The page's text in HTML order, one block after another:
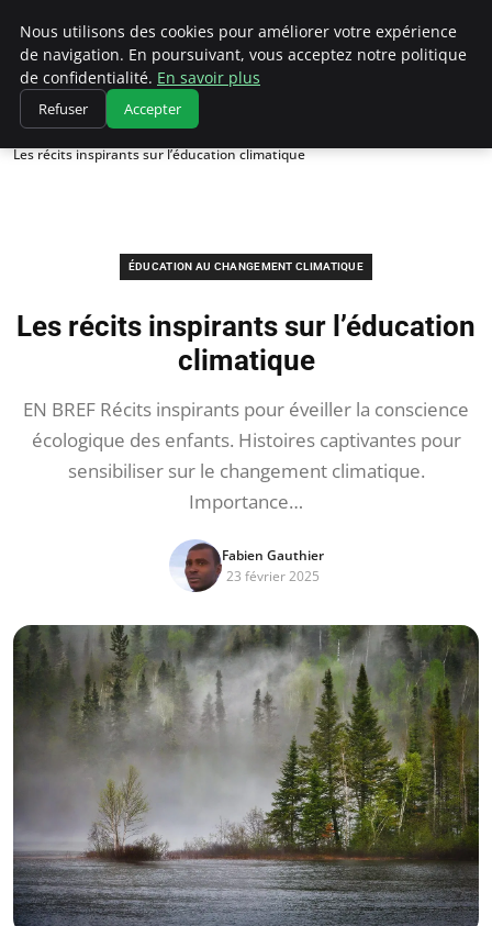
Climatedebtagents
Accueil
Éducation au changement climatique
Les récits inspirants sur l’éducation climatique
ÉDUCATION AU CHANGEMENT CLIMATIQUE
Les récits inspirants sur l’éducation
climatique
EN BREF Récits inspirants pour éveiller la conscience
écologique des enfants. Histoires captivantes pour
sensibiliser sur le changement climatique.
Importance…
Fabien Gauthier
23 février 2025
Nous utilisons des cookies pour améliorer votre expérience
de navigation. En poursuivant, vous acceptez notre politique
de confidentialité. En savoir plus
Refuser Accepter